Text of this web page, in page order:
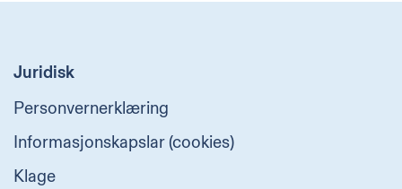
Juridisk
Personvernerklæring
Informasjonskapslar (cookies)
Klage